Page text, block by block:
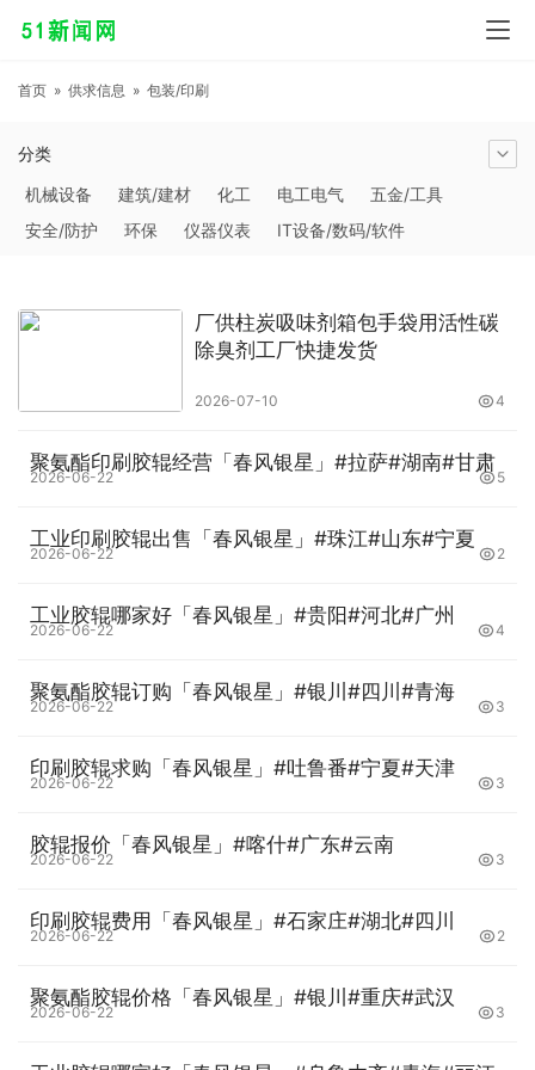
首页 » 供求信息 » 包装/印刷
分类
机械设备
建筑/建材 化工 电工电气
五金/工具
安全/防护
环保 仪器仪表
IT设备/数码/软件
汽摩及配件
日用百货 能源 加工 照明
通信产品
工艺品/礼品
纺织/皮革 办公/文教 其他未分类
厂供柱炭吸味剂箱包手袋用活性碳
除臭剂工厂快捷发货
2026-07-10 4
聚氨酯印刷胶辊经营「春风银星」#拉萨#湖南#甘肃
2026-06-22 5
工业印刷胶辊出售「春风银星」#珠江#山东#宁夏
2026-06-22 2
工业胶辊哪家好「春风银星」#贵阳#河北#广州
2026-06-22 4
聚氨酯胶辊订购「春风银星」#银川#四川#青海
2026-06-22 3
印刷胶辊求购「春风银星」#吐鲁番#宁夏#天津
2026-06-22 3
胶辊报价「春风银星」#喀什#广东#云南
2026-06-22 3
印刷胶辊费用「春风银星」#石家庄#湖北#四川
2026-06-22 2
聚氨酯胶辊价格「春风银星」#银川#重庆#武汉
2026-06-22 3